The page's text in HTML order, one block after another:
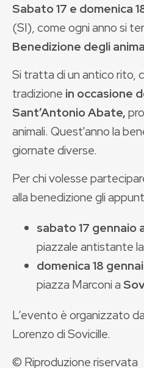
Sabato 17 e domenica
(SI), come ogni anno si
Benedizione degli
Si tratta di un antico rito,
tradizione in occasione
Sant’Antonio Abate,
animali. Quest'anno la
giornate diverse.
Per chi volesse
alla benedizione gli
sabato 17 gennaio
piazzale antistante la
domenica 18
piazza Marconi a
L’evento è organizzato
Lorenzo di Sovicille.
© Riproduzione riservata